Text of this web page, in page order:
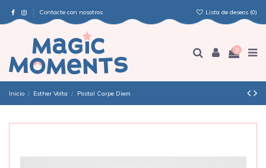
Contacte con nosotros Lista de deseos (0)
0
Inicio Esther Volta Postal Carpe Diem